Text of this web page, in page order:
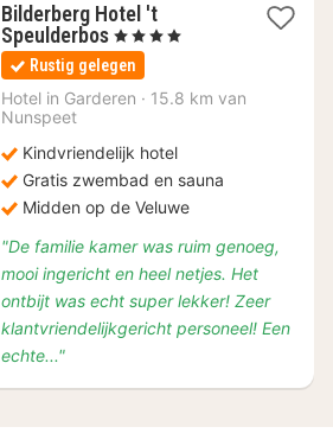
Bilderberg Hotel 't
Speulderbos1
nacht
vanaf
€
, 4 Sterren
Rustig gelegen
Hotel in Garderen · 15.8 km van
Nunspeet
Kindvriendelijk hotel
Gratis zwembad en sauna
Midden op de Veluwe
"De familie kamer was ruim genoeg,
mooi ingericht en heel netjes. Het
ontbijt was echt super lekker! Zeer
klantvriendelijkgericht personeel! Een
echte..."